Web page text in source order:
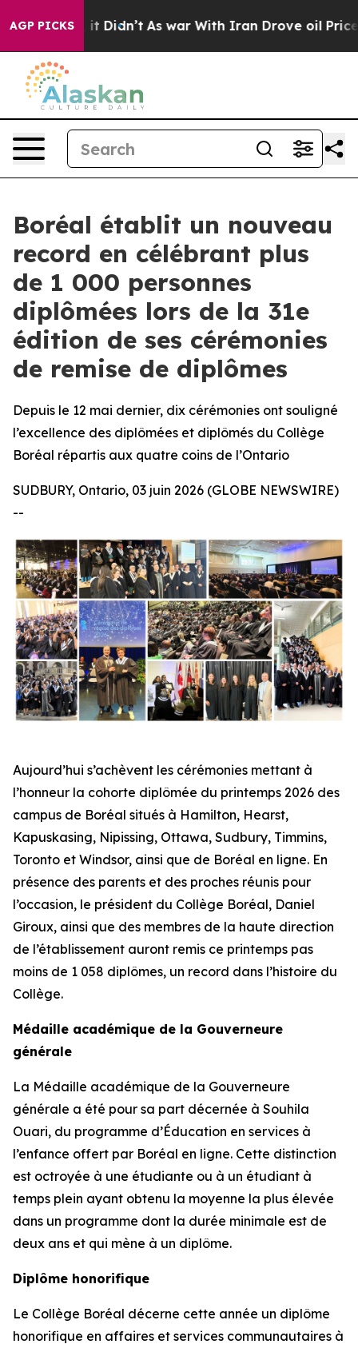
AGP PICKS
it Didn’t As war With Iran Drove oil Prices
Boréal établit un nouveau
record en célébrant plus
de 1 000 personnes
diplômées lors de la 31e
édition de ses cérémonies
de remise de diplômes
Depuis le 12 mai dernier, dix cérémonies ont souligné
l’excellence des diplômées et diplômés du Collège
Boréal répartis aux quatre coins de l’Ontario
SUDBURY, Ontario, 03 juin 2026 (GLOBE NEWSWIRE)
--
Aujourd’hui s’achèvent les cérémonies mettant à
l’honneur la cohorte diplômée du printemps 2026 des
campus de Boréal situés à Hamilton, Hearst,
Kapuskasing, Nipissing, Ottawa, Sudbury, Timmins,
Toronto et Windsor, ainsi que de Boréal en ligne. En
présence des parents et des proches réunis pour
l’occasion, le président du Collège Boréal, Daniel
Giroux, ainsi que des membres de la haute direction
de l’établissement auront remis ce printemps pas
moins de 1 058 diplômes, un record dans l’histoire du
Collège.
Médaille académique de la Gouverneure
générale
La Médaille académique de la Gouverneure
générale a été pour sa part décernée à Souhila
Ouari, du programme d’Éducation en services à
l’enfance offert par Boréal en ligne. Cette distinction
est octroyée à une étudiante ou à un étudiant à
temps plein ayant obtenu la moyenne la plus élevée
dans un programme dont la durée minimale est de
deux ans et qui mène à un diplôme.
Diplôme honorifique
Le Collège Boréal décerne cette année un diplôme
honorifique en affaires et services communautaires à